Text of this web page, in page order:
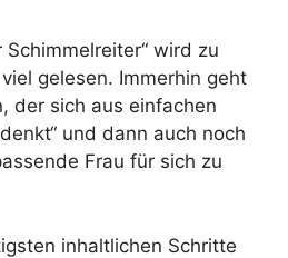
Schimmelreiter“ wird zu
gelesen. Immerhin geht
der sich aus einfachen
und dann auch noch
Frau für sich zu
inhaltlichen Schritte